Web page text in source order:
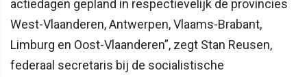
actiedagen gepland in respectievelijk de provincies
West-Vlaanderen, Antwerpen, Vlaams-Brabant,
Limburg en Oost-Vlaanderen”, zegt Stan Reusen,
federaal secretaris bij de socialistische